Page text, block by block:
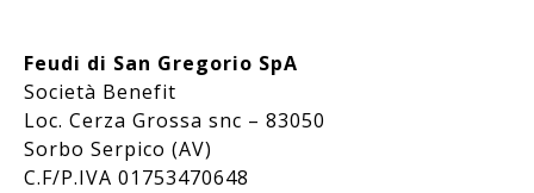
Feudi di San Gregorio SpA
Società Benefit
Loc. Cerza Grossa snc – 83050
Sorbo Serpico (AV)
C.F/P.IVA 01753470648